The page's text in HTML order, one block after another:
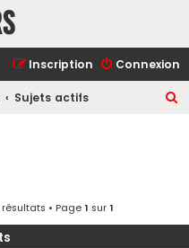
Connexion
Inscription
Sujets actifs
• Page1 sur1